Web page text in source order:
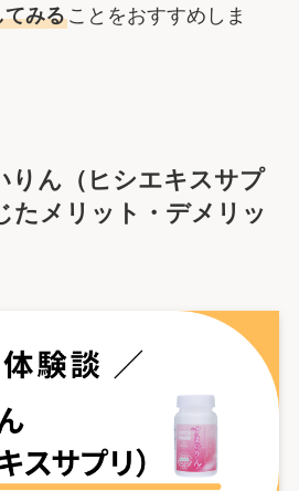
てみることをおすすめしま
りん（ヒシエキスサプ
たメリット・デメリッ